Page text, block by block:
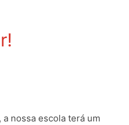
nossa escola terá um